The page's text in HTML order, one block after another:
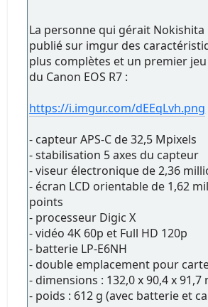
La personne qui gérait Nokishita
publié sur imgur des
plus complètes et un premier
du Canon EOS R7 :
https://i.imgur.com/dEEqLvh.png
- capteur APS-C de 32,5 Mpixels
- stabilisation 5 axes du capteur
- viseur électronique de 2,36
- écran LCD orientable de 1,62
points
- processeur Digic X
- vidéo 4K 60p et Full HD 120p
- batterie LP-E6NH
- double emplacement pour
- dimensions : 132,0 x 90,4 x 91,7
- poids : 612 g (avec batterie et